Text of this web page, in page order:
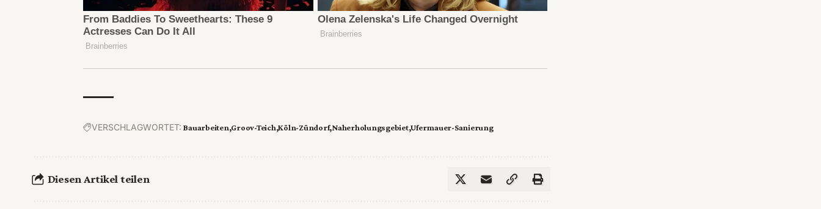
VERSCHLAGWORTET: Bauarbeiten Groov-Teich Köln-Zündorf Naherholungsgebiet Ufermauer-Sanierung
Diesen Artikel teilen